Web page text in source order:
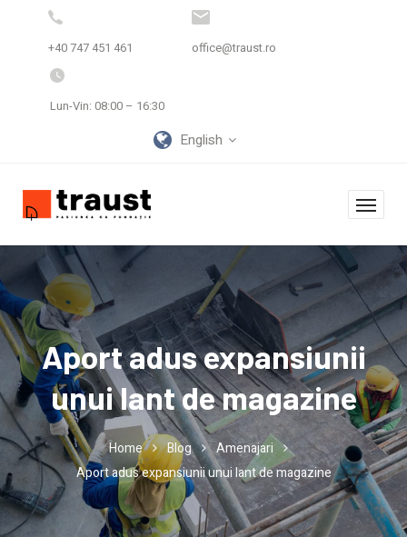
+40 747 451 461 office@traust.ro
Lun-Vin: 08:00 – 16:30
English
Aport adus expansiunii
unui lant de magazine
Home Blog
Amenajari
Aport adus expansiunii unui lant de magazine